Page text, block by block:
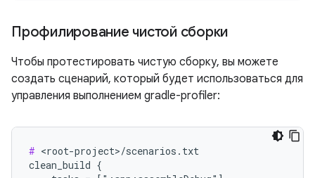
Профилирование чистой сборки
Чтобы протестировать чистую сборку, вы можете
создать сценарий, который будет использоваться для
управления выполнением gradle-profiler:
# <root-project>/scenarios.txt
clean_build {